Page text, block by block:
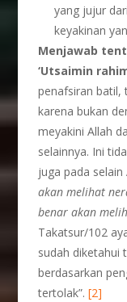
yang jujur
keyakinan
Menjawab
‘Utsaimin
penafsiran batil,
karena bukan
meyakini Allah
selainnya. Ini
juga pada
akan melihat
benar akan
Takatsur/102
sudah diketahui
berdasarkan
tertolak”.[2]